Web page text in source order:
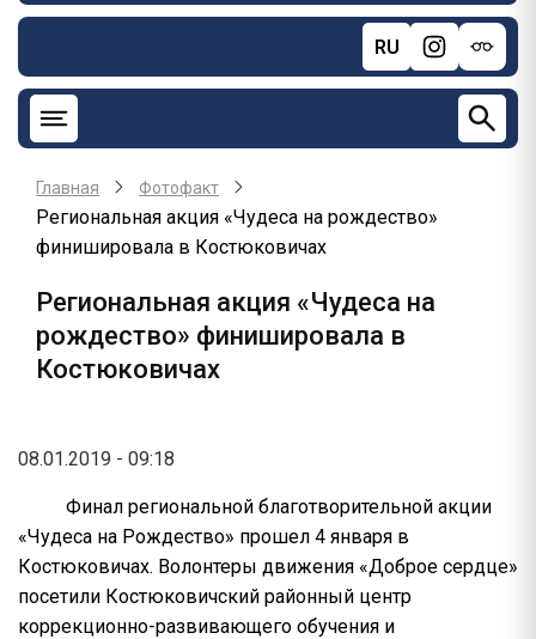
RU
Главная Фотофакт
Региональная акция «Чудеса на рождество»
финишировала в Костюковичах
Региональная акция «Чудеса на
рождество» финишировала в
Костюковичах
08.01.2019 - 09:18
Финал региональной благотворительной акции
«Чудеса на Рождество» прошел 4 января в
Костюковичах. Волонтеры движения «Доброе сердце»
посетили Костюковичский районный центр
коррекционно-развивающего обучения и